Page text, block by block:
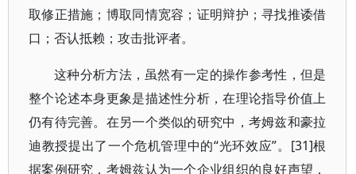
取修正措施；博取同情宽容；证明辩护；寻找推诿借
口；否认抵赖；攻击批评者。
这种分析方法，虽然有一定的操作参考性，但是
整个论述本身更象是描述性分析，在理论指导价值上
仍有待完善。在另一个类似的研究中，考姆兹和豪拉
迪教授提出了一个危机管理中的“光环效应”。[31]根
据案例研究，考姆兹认为一个企业组织的良好声望，